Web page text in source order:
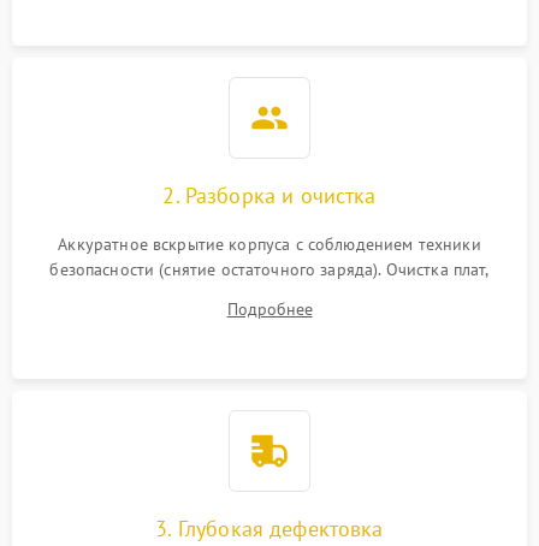
2. Разборка и очистка
Аккуратное вскрытие корпуса с соблюдением техники
безопасности (снятие остаточного заряда). Очистка плат,
и кистей для предотвращения перегрева и замыканий.
Подробнее
3. Глубокая дефектовка